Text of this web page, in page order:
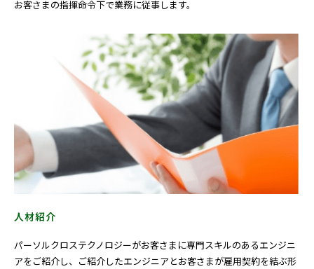
お客さまの指揮命令下で業務に従事します。
人材紹介
パーソルクロステクノロジーがお客さまに専門スキルのあるエンジニ
アをご紹介し、ご紹介したエンジニアとお客さまが雇用契約を結ぶ形